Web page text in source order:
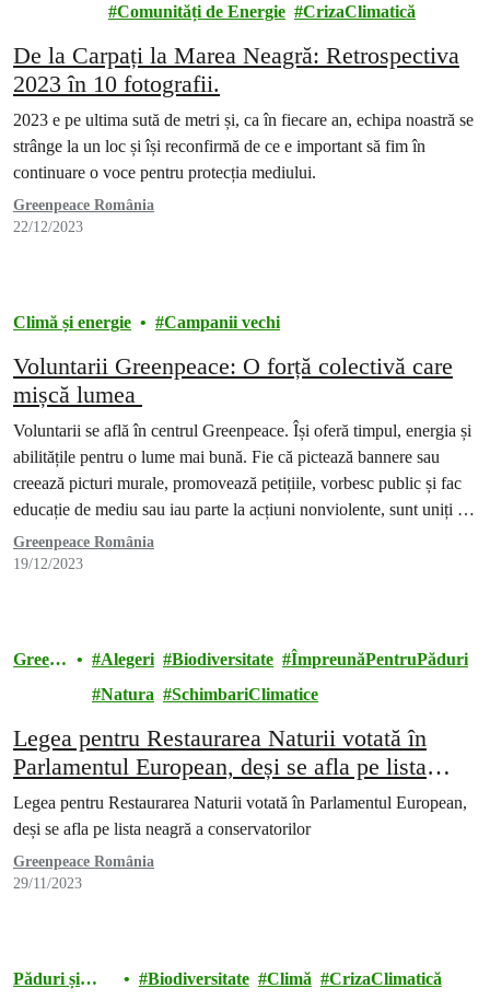
Comunități de Energie CrizaClimatică
De la Carpați la Marea Neagră: Retrospectiva
2023 în 10 fotografii.
2023 e pe ultima sută de metri și, ca în fiecare an, echipa noastră se
strânge la un loc și își reconfirmă de ce e important să fim în
continuare o voce pentru protecția mediului.
Greenpeace România
22/12/2023
Climă și energie Campanii vechi
Voluntarii Greenpeace: O forță colectivă care
mișcă lumea
Voluntarii se află în centrul Greenpeace. Își oferă timpul, energia și
abilitățile pentru o lume mai bună. Fie că pictează bannere sau
creează picturi murale, promovează petițiile, vorbesc public și fac
educație de mediu sau iau parte la acțiuni nonviolente, sunt uniți în
chemarea lor de a acționa pentru oameni și pentru planetă.
Greenpeace România
19/12/2023
Green
Alegeri Biodiversitate
ÎmpreunăPentruPăduri
Natura
SchimbariClimatice
Legea pentru Restaurarea Naturii votată în
Parlamentul European, deși se afla pe lista
neagră a conservatorilor
Legea pentru Restaurarea Naturii votată în Parlamentul European,
deși se afla pe lista neagră a conservatorilor
Greenpeace România
29/11/2023
Păduri și
Biodiversitate Climă
CrizaClimatică